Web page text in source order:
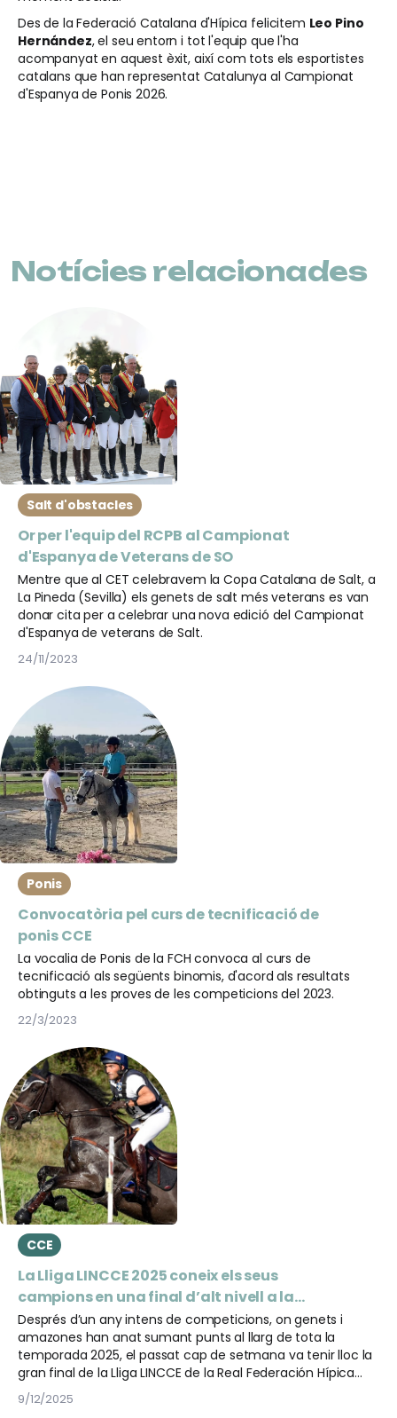
Des de la Federació Catalana d'Hípica felicitem Leo Pino
Hernández, el seu entorn i tot l'equip que l'ha
acompanyat en aquest èxit, així com tots els esportistes
catalans que han representat Catalunya al Campionat
d'Espanya de Ponis 2026.
Notícies relacionades
Salt d'obstacles
Or per l'equip del RCPB al Campionat
d'Espanya de Veterans de SO
Mentre que al CET celebravem la Copa Catalana de Salt, a
La Pineda (Sevilla) els genets de salt més veterans es van
donar cita per a celebrar una nova edició del Campionat
d'Espanya de veterans de Salt.
24/11/2023
Ponis
Convocatòria pel curs de tecnificació de
ponis CCE
La vocalia de Ponis de la FCH convoca al curs de
tecnificació als següents binomis, d'acord als resultats
obtinguts a les proves de les competicions del 2023.
22/3/2023
CCE
La Lliga LINCCE 2025 coneix els seus
campions en una final d’alt nivell a la
Finca Los Navazuelos
Després d’un any intens de competicions, on genets i
amazones han anat sumant punts al llarg de tota la
temporada 2025, el passat cap de setmana va tenir lloc la
gran final de la Lliga LINCCE de la Real Federación Hípica
Española. L’esdeveniment es va celebrar a la prestigiosa
Finca Los Navazuelos, situada a Majadahonda (Madrid) i
9/12/2025